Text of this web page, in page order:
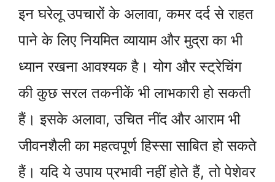
इन घरेलू उपचारों के अलावा, कमर दर्द से राहत
पाने के लिए नियमित व्यायाम और मुद्रा का भी
ध्यान रखना आवश्यक है। योग और स्ट्रेचिंग
की कुछ सरल तकनीकें भी लाभकारी हो सकती
हैं। इसके अलावा, उचित नींद और आराम भी
जीवनशैली का महत्वपूर्ण हिस्सा साबित हो सकते
हैं। यदि ये उपाय प्रभावी नहीं होते हैं, तो पेशेवर